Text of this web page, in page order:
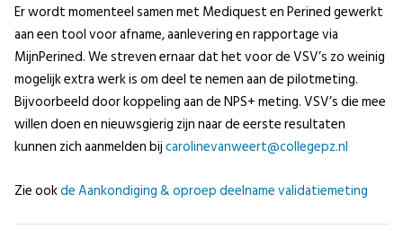
Er wordt momenteel samen met Mediquest en Perined gewerkt
aan een tool voor afname, aanlevering en rapportage via
MijnPerined. We streven ernaar dat het voor de VSV’s zo weinig
mogelijk extra werk is om deel te nemen aan de pilotmeting.
Bijvoorbeeld door koppeling aan de NPS+ meting. VSV’s die mee
willen doen en nieuwsgierig zijn naar de eerste resultaten
kunnen zich aanmelden bijcarolinevanweert@collegepz.nl
Zie ookde Aankondiging & oproep deelname validatiemeting